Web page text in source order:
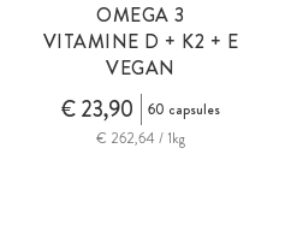
OMEGA 3
VITAMINE D + K2 + E
VEGAN
€ 23,90
60 capsules
€ 262,64 / 1kg